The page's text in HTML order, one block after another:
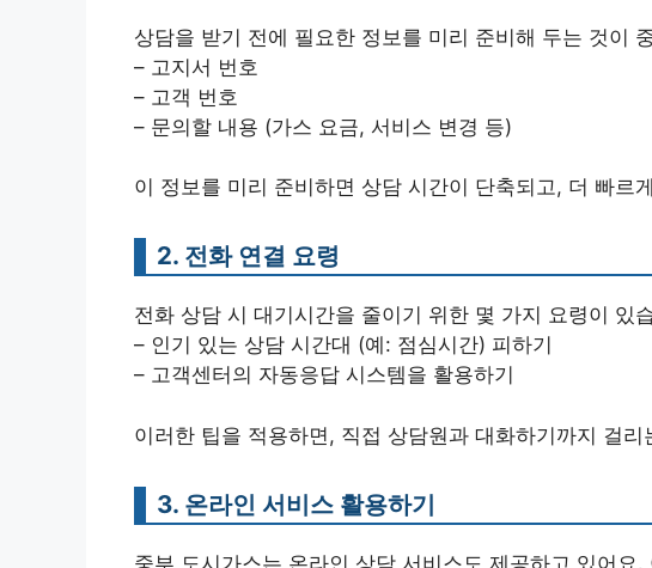
상담을 받기 전에 필요한 정보를 미리 준비해 두는 것이
– 고지서 번호
– 고객 번호
– 문의할 내용 (가스 요금, 서비스 변경 등)
이 정보를 미리 준비하면 상담 시간이 단축되고, 더 빠르
2. 전화 연결 요령
전화 상담 시 대기시간을 줄이기 위한 몇 가지 요령이 있
– 인기 있는 상담 시간대 (예: 점심시간) 피하기
– 고객센터의 자동응답 시스템을 활용하기
이러한 팁을 적용하면, 직접 상담원과 대화하기까지 걸
3. 온라인 서비스 활용하기
중부 도시가스는 온라인 상담 서비스도 제공하고 있어요